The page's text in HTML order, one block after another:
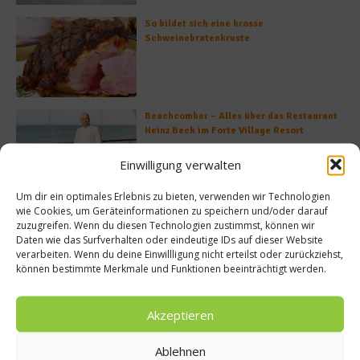
Einwilligung verwalten
Um dir ein optimales Erlebnis zu bieten, verwenden wir Technologien
wie Cookies, um Geräteinformationen zu speichern und/oder darauf
zuzugreifen. Wenn du diesen Technologien zustimmst, können wir
Daten wie das Surfverhalten oder eindeutige IDs auf dieser Website
verarbeiten. Wenn du deine Einwillligung nicht erteilst oder zurückziehst,
können bestimmte Merkmale und Funktionen beeinträchtigt werden.
Akzeptieren
Ablehnen
So bildet sich eine krosse
Schweinebratenkruste
Beachcomber – Alles über das Restaurant
Heinz Beck im Forte Village Resort
Was ist der Unterschied zwischen Limonen
und Limetten?